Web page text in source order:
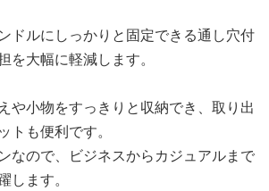
ドルにしっかりと固定できる通し穴付
を大幅に軽減します。
や小物をすっきりと収納でき、取り出
トも便利です。
なので、ビジネスからカジュアルまで
します。